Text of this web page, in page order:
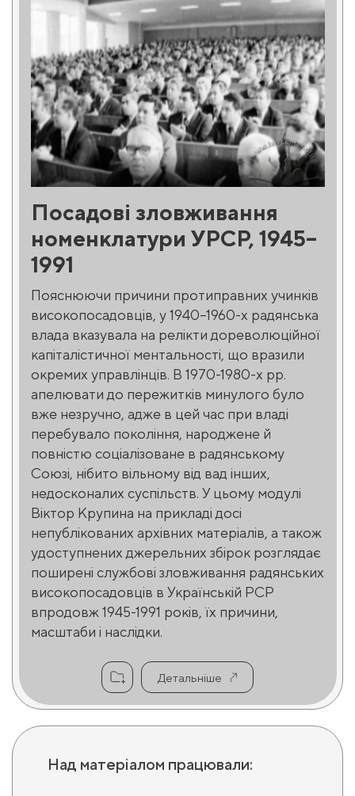
Посадові зловживання
номенклатури УРСР, 1945–
1991
Пояснюючи причини протиправних учинків
високопосадовців, у 1940–1960-х радянська
влада вказувала на релікти дореволюційної
капіталістичної ментальності, що вразили
окремих управлінців. В 1970-1980-х рр.
апелювати до пережитків минулого було
вже незручно, адже в цей час при владі
перебувало покоління, народжене й
повністю соціалізоване в радянському
Союзі, нібито вільному від вад інших,
недосконалих суспільств. У цьому модулі
Віктор Крупина на прикладі досі
непублікованих архівних матеріалів, а також
удоступнених джерельних збірок розглядає
поширені службові зловживання радянських
високопосадовців в Українській РСР
впродовж 1945-1991 років, їх причини,
масштаби і наслідки.
Детальніше
Над матеріалом працювали: